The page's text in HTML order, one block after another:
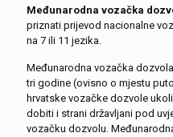
Međunarodna vozačka
priznati prijevod nacionalne
na 7 ili 11 jezika.
Međunarodna vozačka
tri godine (ovisno o mjestu
hrvatske vozačke dozvole
dobiti i strani državljani pod
vozačku dozvolu.